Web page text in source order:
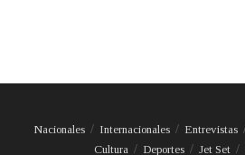
Nacionales Internacionales Entrevistas
Cultura
Deportes Jet Set